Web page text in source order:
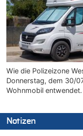
Wie die Polizeizone
Donnerstag, dem 30/
Wohnmobil entwendet.
Notizen